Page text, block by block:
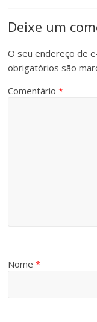
Deixe um
O seu endereço de
obrigatórios são
Comentário*
Nome*